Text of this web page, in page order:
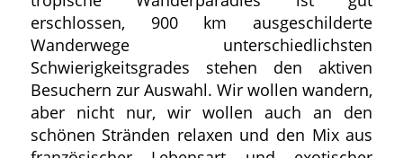
erschlossen, 900 km ausgeschilderte
Wanderwege unterschiedlichsten
Schwierigkeitsgrades stehen den aktiven
Besuchern zur Auswahl. Wir wollen wandern,
aber nicht nur, wir wollen auch an den
schönen Stränden relaxen und den Mix aus